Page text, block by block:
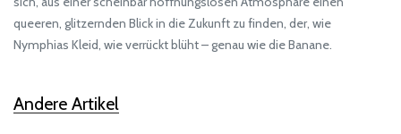
queeren, glitzernden Blick in die Zukunft zu finden, der, wie
Nymphias Kleid, wie verrückt blüht – genau wie die Banane.
Andere Artikel